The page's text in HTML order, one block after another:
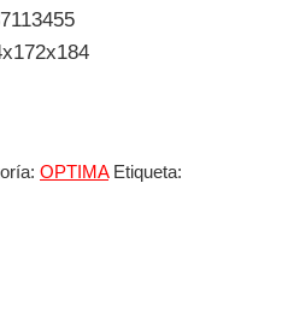
OPTIMA Etiqueta: